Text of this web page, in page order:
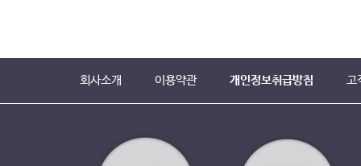
회사소개 이용약관 개인정보취급방침 고